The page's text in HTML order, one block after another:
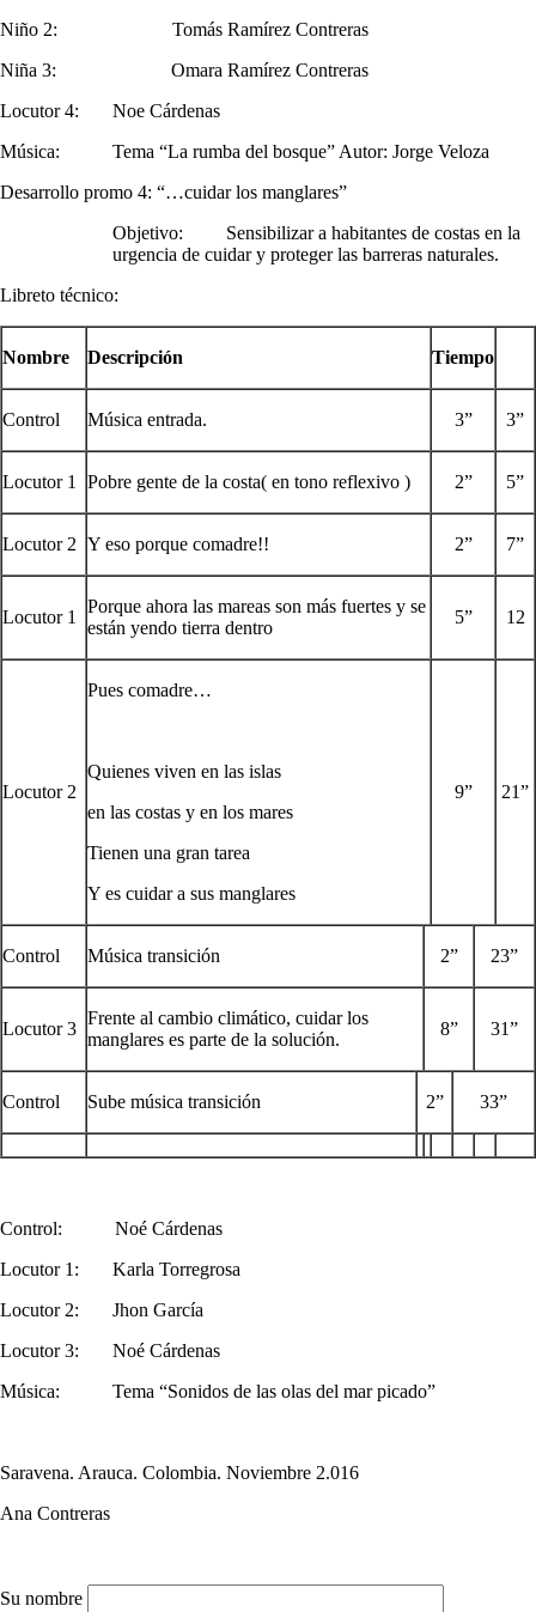
Niño 2: Tomás Ramírez Contreras
Niña 3: Omara Ramírez Contreras
Locutor 4: Noe Cárdenas
Música: Tema “La rumba del bosque” Autor: Jorge Veloza
Desarrollo promo 4: “…cuidar los manglares”
Objetivo: Sensibilizar a habitantes de costas en la
urgencia de cuidar y proteger las barreras naturales.
Libreto técnico:
Nombre Descripción Tiempo
Control Música entrada. 3” 3”
Locutor 1 Pobre gente de la costa( en tono reflexivo ) 2” 5”
Locutor 2 Y eso porque comadre!! 2” 7”
Locutor 1
Porque ahora las mareas son más fuertes y se
están yendo tierra dentro
5” 12
Locutor 2
Pues comadre…
Quienes viven en las islas
en las costas y en los mares
Tienen una gran tarea
Y es cuidar a sus manglares
9” 21”
Control Música transición 2” 23”
Locutor 3
Frente al cambio climático, cuidar los
manglares es parte de la solución.
8” 31”
Control Sube música transición 2” 33”
Control: Noé Cárdenas
Locutor 1: Karla Torregrosa
Locutor 2: Jhon García
Locutor 3: Noé Cárdenas
Música: Tema “Sonidos de las olas del mar picado”
Saravena. Arauca. Colombia. Noviembre 2.016
Ana Contreras
Su nombre